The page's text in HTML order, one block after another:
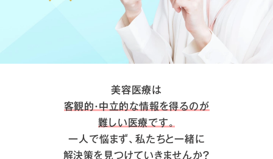
美容医療は
客観的・中立的な情報を得るのが
難しい医療です。
一人で悩まず、私たちと一緒に
解決策を見つけていきませんか？